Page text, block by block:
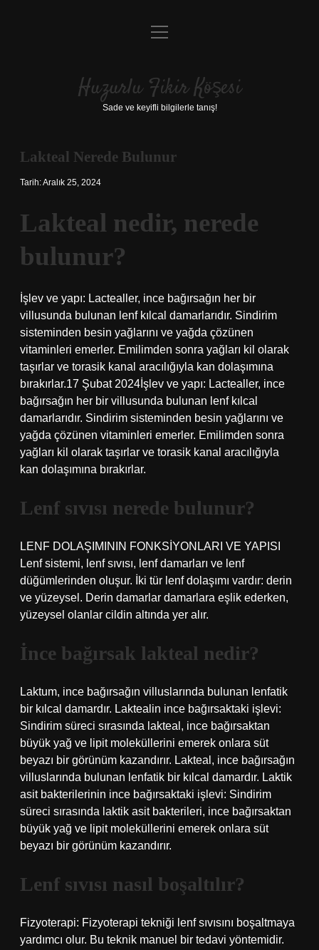
Anasayfa
Yasal Uyarı
menüyü
Huzurlu Fikir Köşesi
Sade ve keyifli bilgilerle tanış!
Lakteal Nerede Bulunur
Tarih: Aralık 25, 2024
Lakteal nedir, nerede
bulunur?
İşlev ve yapı: Lactealler, ince bağırsağın her bir
villusunda bulunan lenf kılcal damarlarıdır. Sindirim
sisteminden besin yağlarını ve yağda çözünen
vitaminleri emerler. Emilimden sonra yağları kil olarak
taşırlar ve torasik kanal aracılığıyla kan dolaşımına
bırakırlar.17 Şubat 2024İşlev ve yapı: Lactealler, ince
bağırsağın her bir villusunda bulunan lenf kılcal
damarlarıdır. Sindirim sisteminden besin yağlarını ve
yağda çözünen vitaminleri emerler. Emilimden sonra
yağları kil olarak taşırlar ve torasik kanal aracılığıyla
kan dolaşımına bırakırlar.
Lenf sıvısı nerede bulunur?
LENF DOLAŞIMININ FONKSİYONLARI VE YAPISI
Lenf sistemi, lenf sıvısı, lenf damarları ve lenf
düğümlerinden oluşur. İki tür lenf dolaşımı vardır: derin
ve yüzeysel. Derin damarlar damarlara eşlik ederken,
yüzeysel olanlar cildin altında yer alır.
İnce bağırsak lakteal nedir?
Laktum, ince bağırsağın villuslarında bulunan lenfatik
bir kılcal damardır. Laktealin ince bağırsaktaki işlevi:
Sindirim süreci sırasında lakteal, ince bağırsaktan
büyük yağ ve lipit moleküllerini emerek onlara süt
beyazı bir görünüm kazandırır. Lakteal, ince bağırsağın
villuslarında bulunan lenfatik bir kılcal damardır. Laktik
asit bakterilerinin ince bağırsaktaki işlevi: Sindirim
süreci sırasında laktik asit bakterileri, ince bağırsaktan
büyük yağ ve lipit moleküllerini emerek onlara süt
beyazı bir görünüm kazandırır.
Lenf sıvısı nasıl boşaltılır?
Fizyoterapi: Fizyoterapi tekniği lenf sıvısını boşaltmaya
yardımcı olur. Bu teknik manuel bir tedavi yöntemidir.